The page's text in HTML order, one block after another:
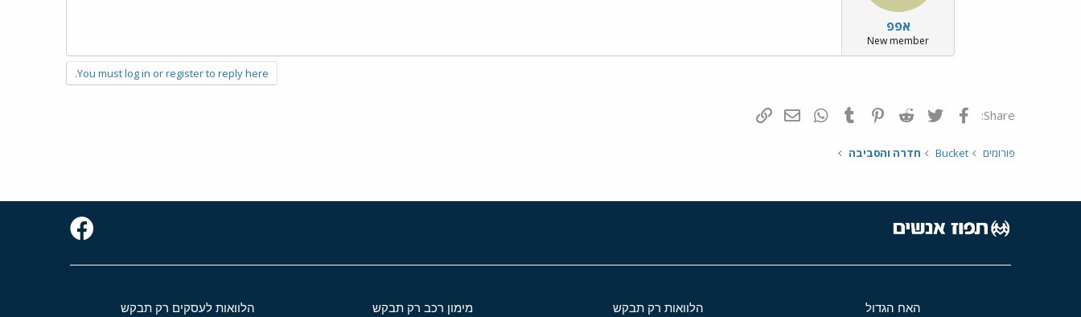
אפפ
New member
You must log in or register to reply here.
Share: פייסבוק Twitter
Reddit
Pinterest
Tumblr
WhatsAppדואר אלקטרוני
פורומים Bucket חדרה והסביבה
האח הגדול הלוואות רק תבקש מימון רכב רק תבקש הלוואות לעסקים רק תבקש